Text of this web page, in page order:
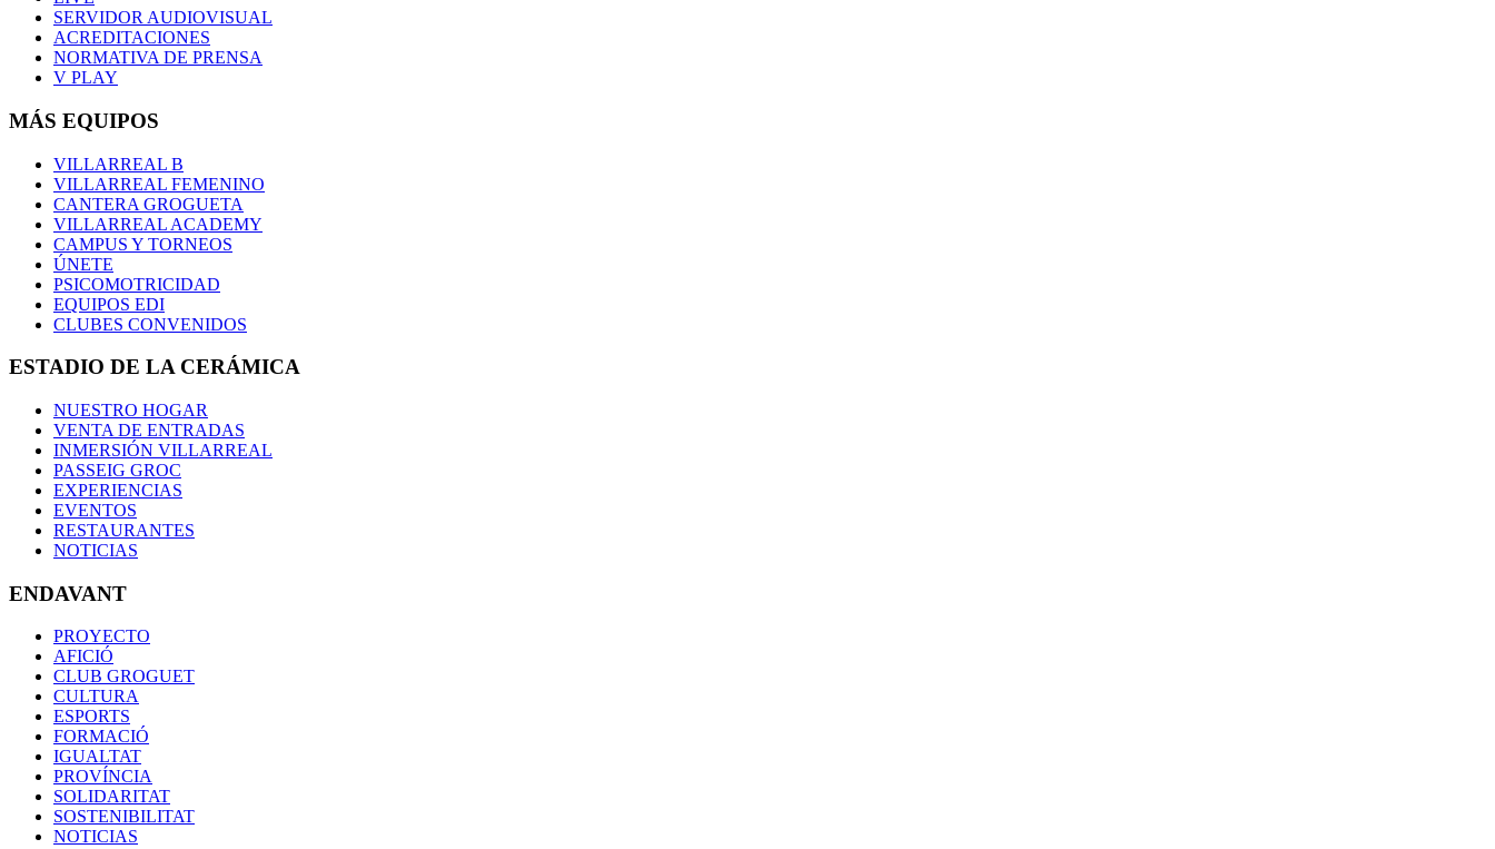
SERVIDOR AUDIOVISUAL
ACREDITACIONES
NORMATIVA DE PRENSA
V PLAY
MÁS EQUIPOS
VILLARREAL B
VILLARREAL FEMENINO
CANTERA GROGUETA
VILLARREAL ACADEMY
CAMPUS Y TORNEOS
ÚNETE
PSICOMOTRICIDAD
EQUIPOS EDI
CLUBES CONVENIDOS
ESTADIO DE LA CERÁMICA
NUESTRO HOGAR
VENTA DE ENTRADAS
INMERSIÓN VILLARREAL
PASSEIG GROC
EXPERIENCIAS
EVENTOS
RESTAURANTES
NOTICIAS
ENDAVANT
PROYECTO
AFICIÓ
CLUB GROGUET
CULTURA
ESPORTS
FORMACIÓ
IGUALTAT
PROVÍNCIA
SOLIDARITAT
SOSTENIBILITAT
NOTICIAS